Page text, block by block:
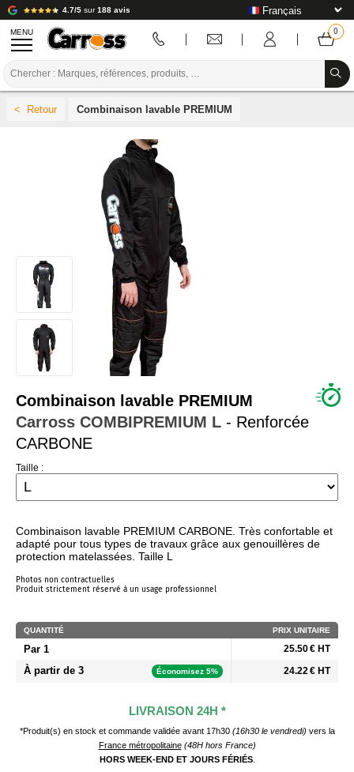
4.7/5 sur188 avis
MENU
PREPARATION / PEINTURE / FINITION
CONSOMMABLE CARROSSERIE
OUTILLAGE CARROSSERIE
ÉQUIPEMENT ATELIER CARROSSERIE
INSTALLATION LABO
TUTORIEL & CONSEILS
QUI SOMMES NOUS ?
Combinaison lavable PREMIUM
Combinaison lavable PREMIUM
Carross COMBIPREMIUM L - Renforcée
CARBONE
Taille :
Combinaison lavable PREMIUM CARBONE. Très confortable et
adapté pour tous types de travaux grâce aux genouillères de
protection matelassées. Taille L
Photos non contractuelles
Produit strictement réservé à un usage professionnel
QUANTITÉ PRIX UNITAIRE
Par 1 25.50 € HT
À partir de 3 Économisez 5% 24.22 € HT
LIVRAISON 24H *
*Produit(s) en stock et commande validée avant 17h30 (16h30 le vendredi) vers la
France métropolitaine (48H hors France)
HORS WEEK-END ET JOURS FÉRIÉS.